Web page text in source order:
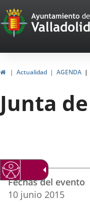
Portal
Web
del
de
Valladolid
HomeActualidad AGENDA
Junta
Datos
del
evento
Fechas del evento
10 junio 2015